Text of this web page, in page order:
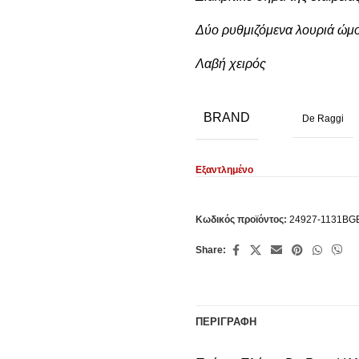
Δύο ρυθμιζόμενα λουριά
Λαβή χειρός
BRAND De Raggi
Εξαντλημένο
Κωδικός προϊόντος: 24927-
Share:
ΠΕΡΙΓΡΑΦΉ